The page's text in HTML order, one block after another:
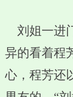
刘姐一进
异的看着程
心，程芳还